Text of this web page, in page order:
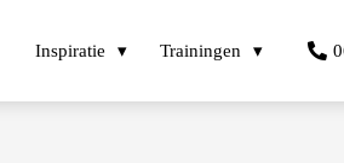
Inspiratie Trainingen